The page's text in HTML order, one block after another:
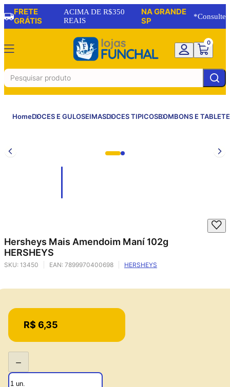
FRETE
GRÁTIS
ACIMA DE R$350
REAIS
NA GRANDE
SP
*Consulte
0
HomeDOCES E GULOSEIMASDOCES TIPICOSBOMBONS E
Hersheys Mais Amendoim Maní 102g
HERSHEYS
SKU: 13450 EAN: 7899970400698 HERSHEYS
Price:
R$ 6,35
−